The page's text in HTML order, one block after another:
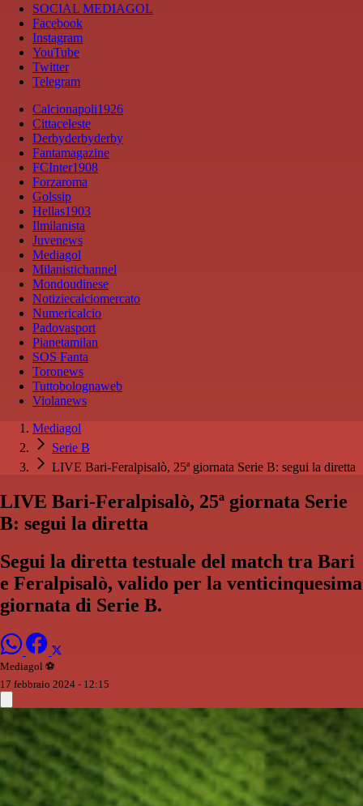
SOCIAL MEDIAGOL
Facebook
Instagram
YouTube
Twitter
Telegram
Calcionapoli1926
Cittaceleste
Derbyderbyderby
Fantamagazine
FCInter1908
Forzaroma
Golssip
Hellas1903
Ilmilanista
Juvenews
Mediagol
Milanistichannel
Mondoudinese
Notiziecalciomercato
Numericalcio
Padovasport
Pianetamilan
SOS Fanta
Toronews
Tuttobolognaweb
Violanews
Mediagol
Serie B
LIVE Bari-Feralpisalò, 25ª giornata Serie B: segui la diretta
LIVE Bari-Feralpisalò, 25ª giornata Serie
B: segui la diretta
Segui la diretta testuale del match tra Bari
e Feralpisalò, valido per la venticinquesima
giornata di Serie B.
Mediagol ⚽️️
17 febbraio 2024 - 12:15